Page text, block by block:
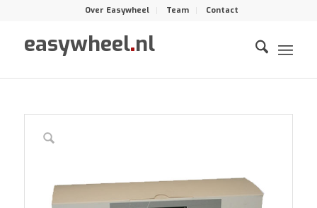
Over Easywheel Team Contact
easywheel.nl